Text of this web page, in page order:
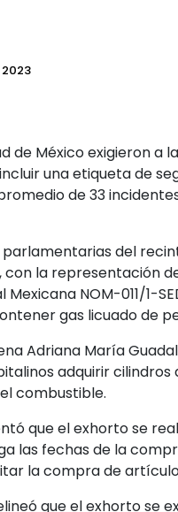
de México exigieron
una etiqueta de
de 33
del
la representación
NOM-011/1-
gas licuado de
Adriana María
adquirir
combustible.
que el exhorto se
las fechas de la
la compra de
que el exhorto se